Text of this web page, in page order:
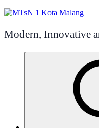
Modern, Innovative